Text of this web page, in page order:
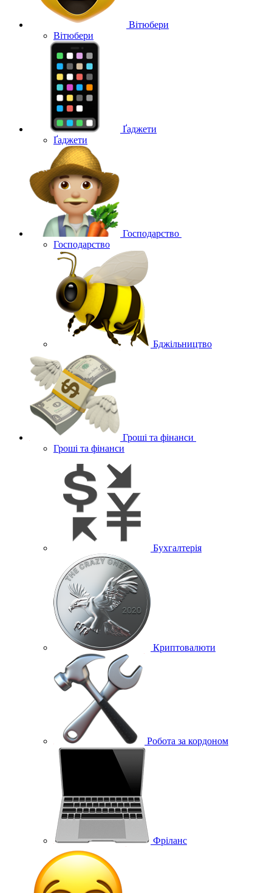
Вітюбери
Вітюбери
Ґаджети
Ґаджети
Господарство
Господарство
Бджільництво
Гроші та фінанси
Гроші та фінанси
Бухгалтерія
Криптовалюти
Робота за кордоном
Фріланс